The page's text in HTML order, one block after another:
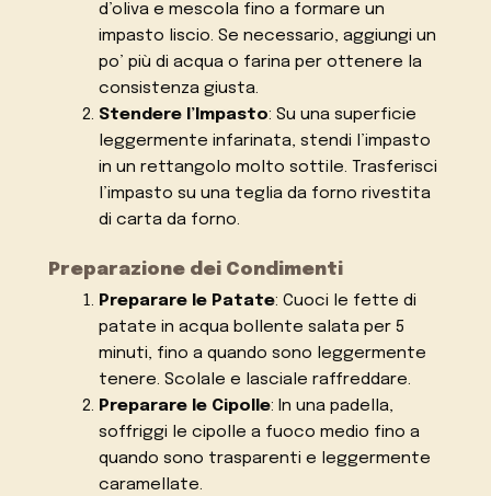
d’oliva e mescola fino a formare un
impasto liscio. Se necessario, aggiungi un
po’ più di acqua o farina per ottenere la
consistenza giusta.
Stendere l’Impasto: Su una superficie
leggermente infarinata, stendi l’impasto
in un rettangolo molto sottile. Trasferisci
l’impasto su una teglia da forno rivestita
di carta da forno.
Preparazione dei Condimenti
Preparare le Patate: Cuoci le fette di
patate in acqua bollente salata per 5
minuti, fino a quando sono leggermente
tenere. Scolale e lasciale raffreddare.
Preparare le Cipolle: In una padella,
soffriggi le cipolle a fuoco medio fino a
quando sono trasparenti e leggermente
caramellate.